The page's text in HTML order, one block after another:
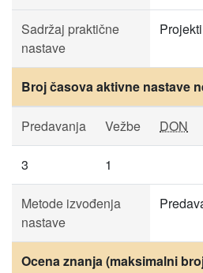
Sadržaj praktične
nastave
Broj časova aktivne nastave
Predavanja Vežbe DON
3 1
Metode izvođenja
nastave
Ocena znanja (maksimalni